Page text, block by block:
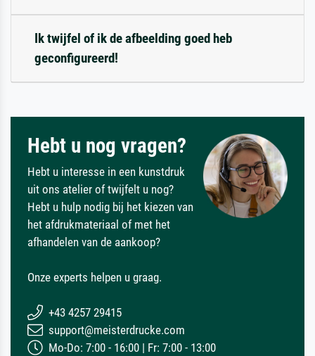
Ik twijfel of ik de afbeelding goed heb
geconfigureerd!
Hebt u nog vragen?
Hebt u interesse in een kunstdruk
uit ons atelier of twijfelt u nog?
Hebt u hulp nodig bij het kiezen van
het afdrukmateriaal of met het
afhandelen van de aankoop?
Onze experts helpen u graag.
+43 4257 29415
support@meisterdrucke.com
Mo-Do: 7:00 - 16:00 | Fr: 7:00 - 13:00